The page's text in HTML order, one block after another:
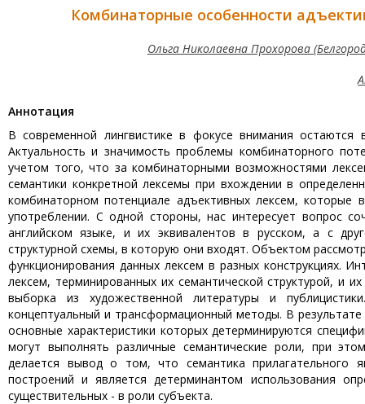
Комбинаторные особенности
Ольга Николаевна Прохорова
Aннотация
В современной лингвистике в фокусе внимания остаются
Актуальность и значимость проблемы комбинаторного
учетом того, что за комбинаторными возможностями
семантики конкретной лексемы при вхождении в
комбинаторном потенциале адъективных лексем, которые
употреблении. С одной стороны, нас интересует вопрос
английском языке, и их эквивалентов в русском, а с
структурной схемы, в которую они входят. Объектом
функционирования данных лексем в разных конструкциях.
лексем, терминированных их семантической структурой, и
выборка из художественной литературы и
концептуальный и трансформационный методы. В
основные характеристики которых детерминируются
могут выполнять различные семантические роли, при
делается вывод о том, что семантика прилагательного
построений и является детерминантом использования
существительных - в роли субъекта.